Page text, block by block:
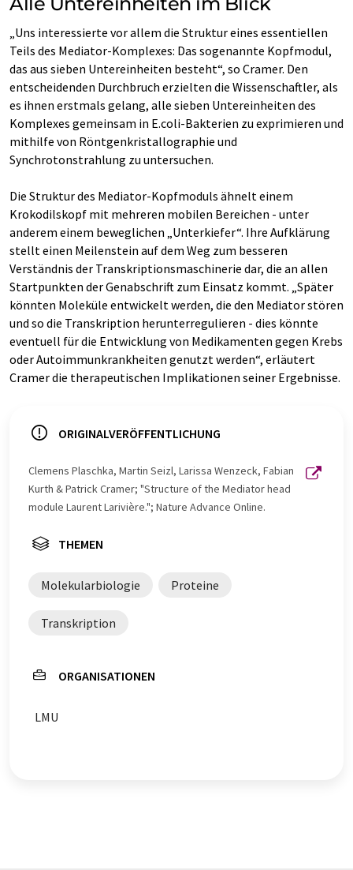
„Uns interessierte vor allem die Struktur eines essentiellen
Teils des Mediator-Komplexes: Das sogenannte Kopfmodul,
das aus sieben Untereinheiten besteht“, so Cramer. Den
entscheidenden Durchbruch erzielten die Wissenschaftler, als
es ihnen erstmals gelang, alle sieben Untereinheiten des
Komplexes gemeinsam in E.coli-Bakterien zu exprimieren und
mithilfe von Röntgenkristallographie und
Synchrotonstrahlung zu untersuchen.
Die Struktur des Mediator-Kopfmoduls ähnelt einem
Krokodilskopf mit mehreren mobilen Bereichen - unter
anderem einem beweglichen „Unterkiefer“. Ihre Aufklärung
stellt einen Meilenstein auf dem Weg zum besseren
Verständnis der Transkriptionsmaschinerie dar, die an allen
Startpunkten der Genabschrift zum Einsatz kommt. „Später
könnten Moleküle entwickelt werden, die den Mediator stören
und so die Transkription herunterregulieren - dies könnte
eventuell für die Entwicklung von Medikamenten gegen Krebs
oder Autoimmunkrankheiten genutzt werden“, erläutert
Cramer die therapeutischen Implikationen seiner Ergebnisse.
ORIGINALVERÖFFENTLICHUNG
Clemens Plaschka, Martin Seizl, Larissa Wenzeck, Fabian
Kurth & Patrick Cramer; "Structure of the Mediator head
module Laurent Larivière."; Nature Advance Online.
THEMEN
Molekularbiologie Proteine
Transkription
ORGANISATIONEN
LMU